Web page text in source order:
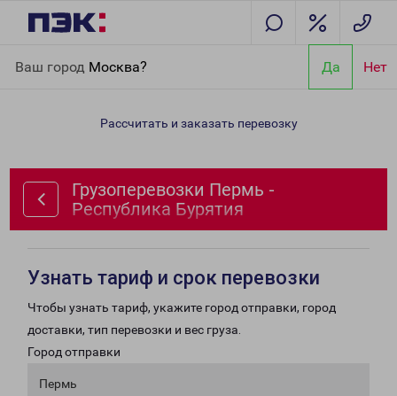
Ваш город Москва? Да Нет
Бурятия
Рассчитать и заказать перевозку
Грузоперевозки Пермь -
Республика Бурятия
Узнать тариф и срок перевозки
Чтобы узнать тариф, укажите город отправки, город
доставки, тип перевозки и вес груза.
Город отправки
Пермь